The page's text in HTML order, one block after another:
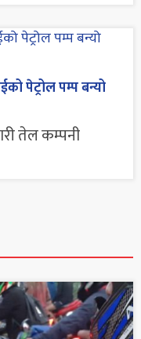
पेट्रोल पम्प बन्यो
तेल कम्पनी